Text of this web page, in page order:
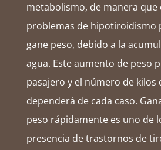
metabolismo, de manera
problemas de hipotiroidismo
gane peso, debido a la
agua. Este aumento de peso
pasajero y el número de kilos
dependerá de cada caso.
peso rápidamente es uno de
presencia de trastornos de